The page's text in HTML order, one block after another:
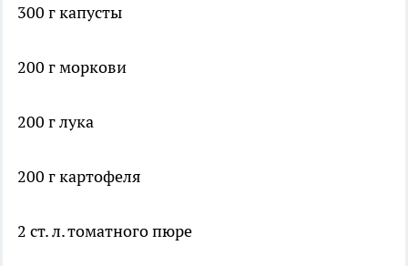
300 г капусты
200 г моркови
200 г лука
200 г картофеля
2 ст. л. томатного пюре